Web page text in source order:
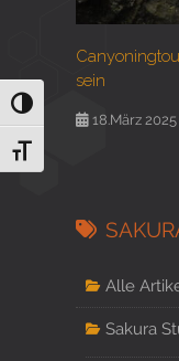
Umschalten auf hohe
Schrift vergrößern
sein
18.März 2025
Alle
Sakura